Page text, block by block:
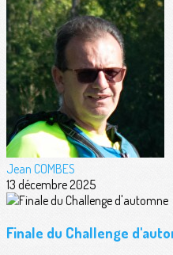
Jean COMBES
13 décembre 2025
Finale du Challenge